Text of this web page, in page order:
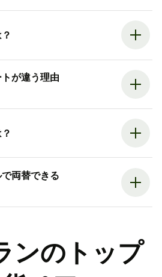
が違う理由
両替できる
ンのトップ